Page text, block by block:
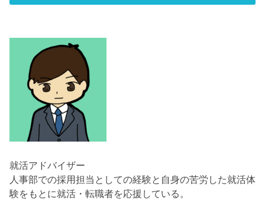
就活アドバイザー
人事部での採用担当としての経験と自身の苦労した就活体
験をもとに就活・転職者を応援している。